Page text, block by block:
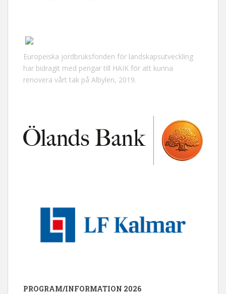
Europeiska jordbruksfonden för landskapsutveckling
har bidragit med pengar till HAIK för att kunna
renovera vårt tak på Albylen, 2019.
PROGRAM/INFORMATION 2026